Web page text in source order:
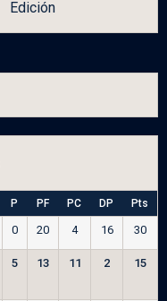
Edición
P PF PC DP Pts
0 20 4 16 30
5 13 11 2 15